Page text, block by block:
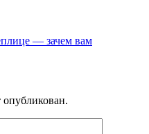
— зачем вам